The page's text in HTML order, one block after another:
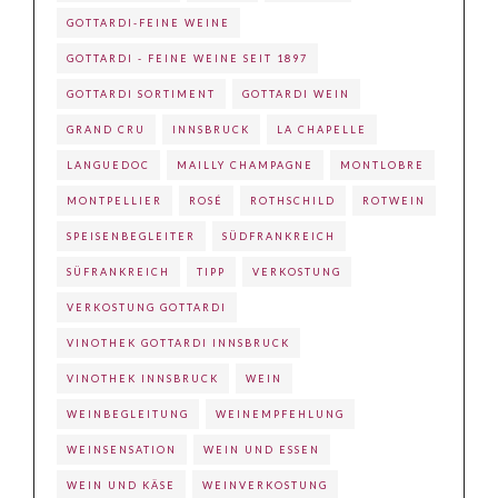
GOTTARDI-FEINE WEINE
GOTTARDI - FEINE WEINE SEIT 1897
GOTTARDI SORTIMENT GOTTARDI WEIN
GRAND CRU INNSBRUCK LA CHAPELLE
LANGUEDOC MAILLY CHAMPAGNE MONTLOBRE
MONTPELLIER ROSÉ ROTHSCHILD ROTWEIN
SPEISENBEGLEITER SÜDFRANKREICH
SÜFRANKREICH TIPP VERKOSTUNG
VERKOSTUNG GOTTARDI
VINOTHEK GOTTARDI INNSBRUCK
VINOTHEK INNSBRUCK WEIN
WEINBEGLEITUNG WEINEMPFEHLUNG
WEINSENSATION WEIN UND ESSEN
WEIN UND KÄSE WEINVERKOSTUNG